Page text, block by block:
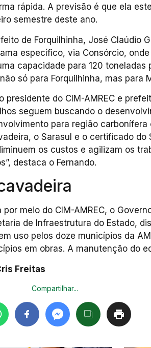
rápida. A previsão é que ela
semestre deste ano.
de Forquilhinha, José Claúdio
específico, via Consórcio,
capacidade para 120
só para Forquilhinha, mas para
presidente do CIM-AMREC e
seguem buscando o
para região
o Sarasul e o certificado do
os custos e agilizam os
destaca o Fernando.
por meio do CIM-AMREC, o
de Infraestrutura do Estado,
uso pelos doze municípios da
em obras. A manutenção do
Freitas
Compartilhar...